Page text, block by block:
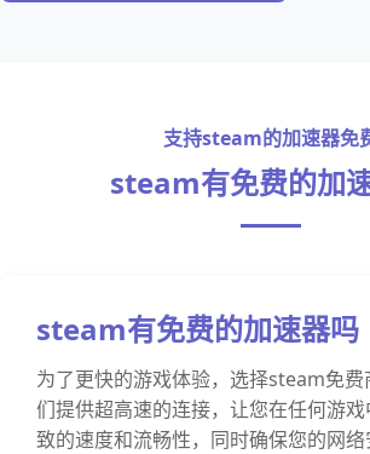
支持steam的加速器免
steam有免费的加
steam有免费的加速器吗
为了更快的游戏体验，选择steam免
们提供超高速的连接，让您在任何游
致的速度和流畅性，同时确保您的网络